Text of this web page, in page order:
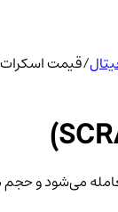
/قیمت اسکرات
می‌شود و حجم معاملات